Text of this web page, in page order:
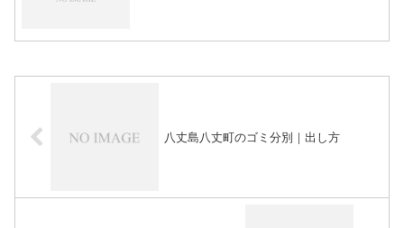
八丈島八丈町のゴミ分別｜出し方